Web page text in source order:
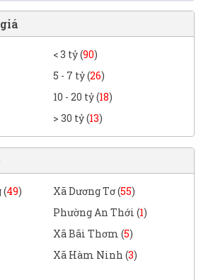
< 3 tỷ (90)
5 - 7 tỷ (26)
10 - 20 tỷ (18)
> 30 tỷ (13)
(49) Xã Dương Tơ (55)
Phường An Thới (1)
Xã Bãi Thơm (5)
Xã Hàm Ninh (3)